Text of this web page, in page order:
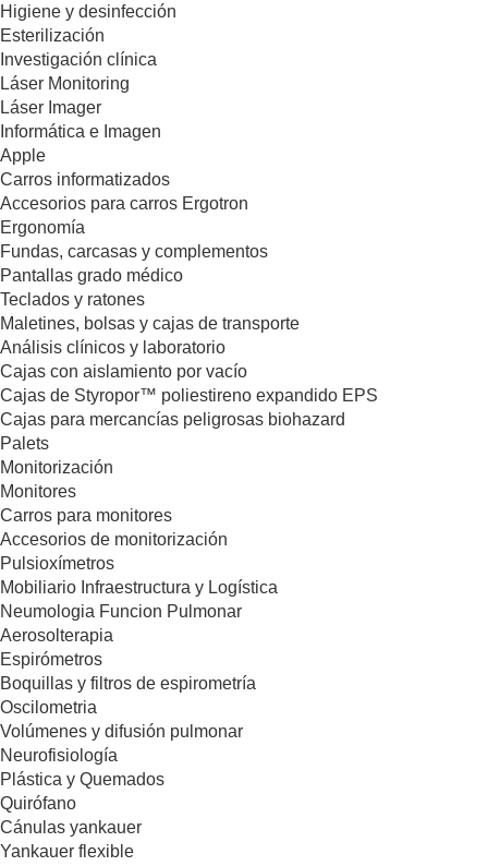
Higiene y desinfección
Esterilización
Investigación clínica
Láser Monitoring
Láser Imager
Informática e Imagen
Apple
Carros informatizados
Accesorios para carros Ergotron
Ergonomía
Fundas, carcasas y complementos
Pantallas grado médico
Teclados y ratones
Maletines, bolsas y cajas de transporte
Análisis clínicos y laboratorio
Cajas con aislamiento por vacío
Cajas de Styropor™ poliestireno expandido EPS
Cajas para mercancías peligrosas biohazard
Palets
Monitorización
Monitores
Carros para monitores
Accesorios de monitorización
Pulsioxímetros
Mobiliario Infraestructura y Logística
Neumologia Funcion Pulmonar
Aerosolterapia
Espirómetros
Boquillas y filtros de espirometría
Oscilometria
Volúmenes y difusión pulmonar
Neurofisiología
Plástica y Quemados
Quirófano
Cánulas yankauer
Yankauer flexible